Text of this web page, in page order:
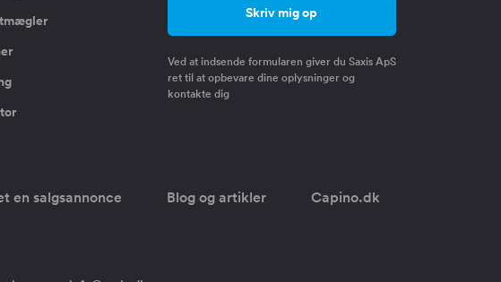
Ved at indsende formularen giver du Saxis ApS
ret til at opbevare dine oplysninger og
kontakte dig
en salgsannonce Blog og artikler Capino.dk